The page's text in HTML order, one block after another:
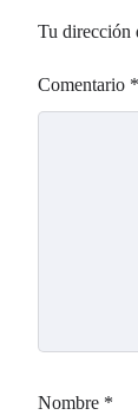
Tu dirección
Comentario *
Nombre *